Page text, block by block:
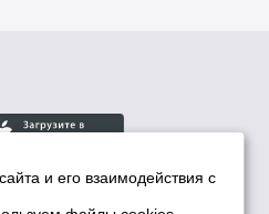
и его взаимодействия с